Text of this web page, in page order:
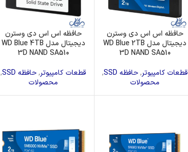
حافظه اس اس دی وسترن
دیجیتال مدل WD Blue 2TB
3D NAND SA510
قطعات کامپیوتر,حافظه SSD
,
محصولات
حافظه اس اس دی وسترن
دیجیتال مدل WD Blue 4TB
3D NAND SA510
قطعات کامپیوتر,حافظه SSD
,
محصولات